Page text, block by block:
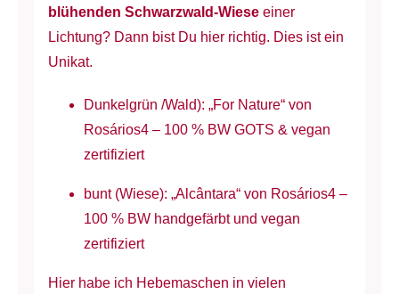
BW
-
Grün
Menge
blühenden Schwarzwald-Wieseeiner
Lichtung? Dann bist Du hier richtig. Dies ist ein
Unikat.
Dunkelgrün /Wald): „For Nature“ von
Rosários4 – 100 % BW GOTS & vegan
zertifiziert
bunt (Wiese): „Alcântara“ von Rosários4 –
100 % BW handgefärbt und vegan
zertifiziert
Hier habe ich Hebemaschen in vielen